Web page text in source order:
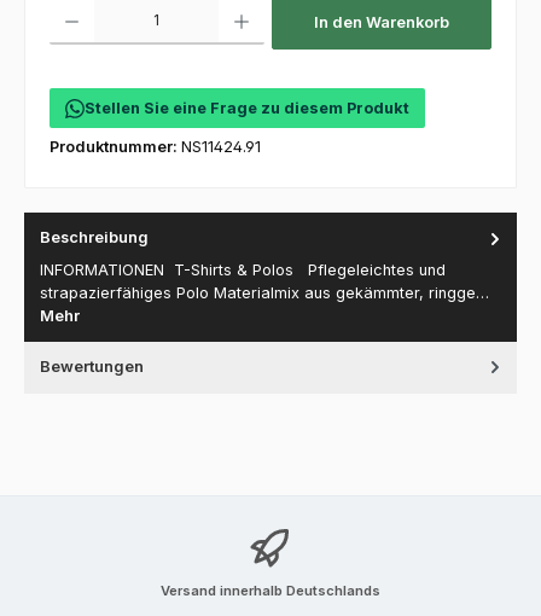
In den Warenkorb
Stellen Sie eine Frage zu diesem Produkt
Produktnummer: NS11424.91
Beschreibung
INFORMATIONEN T-Shirts & Polos Pflegeleichtes und
strapazierfähiges Polo Materialmix aus gekämmter, ringge…
Mehr
Bewertungen
Versand innerhalb Deutschlands